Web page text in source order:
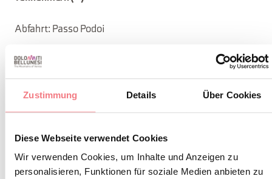
Zustimmung Details Über Cookies
Diese Webseite verwendet Cookies
Wir verwenden Cookies, um Inhalte und Anzeigen zu
personalisieren, Funktionen für soziale Medien anbieten zu
Abfahrt: Passo Podoi
Ankunft: Passo Campolongo
(*) Der angegebene Preis versteht sich pro Person, bei
Erreichen der Mindestanzahl von 03 Teilnehmern. Bei
werden, vorausgesetzt, es kommt zu einer Erhöhung der